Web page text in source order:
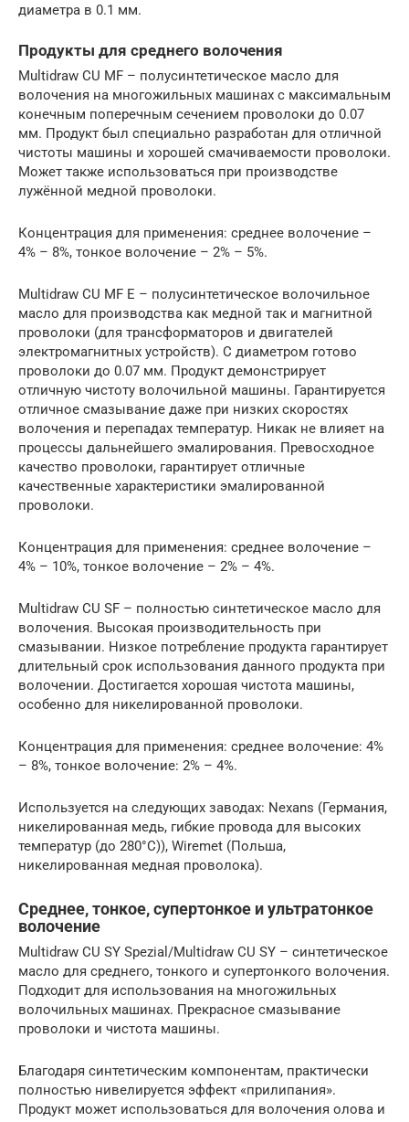
диаметра в 0.1 мм.
Продукты для среднего волочения
Multidraw CU MF – полусинтетическое масло для
волочения на многожильных машинах с максимальным
конечным поперечным сечением проволоки до 0.07
мм. Продукт был специально разработан для отличной
чистоты машины и хорошей смачиваемости проволоки.
Может также использоваться при производстве
лужённой медной проволоки.
Концентрация для применения: среднее волочение –
4% – 8%, тонкое волочение – 2% – 5%.
Multidraw CU MF E – полусинтетическое волочильное
масло для производства как медной так и магнитной
проволоки (для трансформаторов и двигателей
электромагнитных устройств). С диаметром готово
проволоки до 0.07 мм. Продукт демонстрирует
отличную чистоту волочильной машины. Гарантируется
отличное смазывание даже при низких скоростях
волочения и перепадах температур. Никак не влияет на
процессы дальнейшего эмалирования. Превосходное
качество проволоки, гарантирует отличные
качественные характеристики эмалированной
проволоки.
Концентрация для применения: среднее волочение –
4% – 10%, тонкое волочение – 2% – 4%.
Multidraw CU SF – полностью синтетическое масло для
волочения. Высокая производительность при
смазывании. Низкое потребление продукта гарантирует
длительный срок использования данного продукта при
волочении. Достигается хорошая чистота машины,
особенно для никелированной проволоки.
Концентрация для применения: среднее волочение: 4%
– 8%, тонкое волочение: 2% – 4%.
Используется на следующих заводах: Nexans (Германия,
никелированная медь, гибкие провода для высоких
температур (до 280°С)), Wiremet (Польша,
никелированная медная проволока).
Cреднее, тонкое, супертонкое и ультратонкое
волочение
Multidraw CU SY Spezial/Multidraw CU SY – синтетическое
масло для среднего, тонкого и супертонкого волочения.
Подходит для использования на многожильных
волочильных машинах. Прекрасное смазывание
проволоки и чистота машины.
Благодаря синтетическим компонентам, практически
полностью нивелируется эффект «прилипания».
Продукт может использоваться для волочения олова и